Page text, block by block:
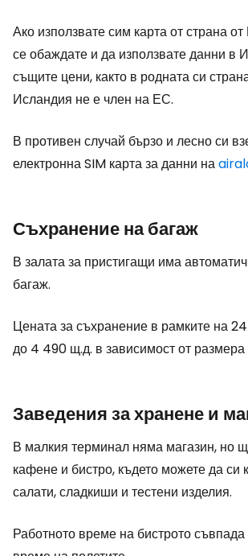
Ако използвате сим карта от страна
се обаждате и да използвате данни в
същите цени, както в родната си
Исландия не е член на ЕС.
В противен случай бързо и лесно си
електронна SIM карта за данни на
Съхранение на багаж
В залата за пристигащи има
багаж.
Цената за съхранение в рамките на
до 4 490 щ.д. в зависимост от размера
Заведения за хранене и
В малкия терминал няма магазин, но
кафене и бистро, където можете да си
салати, сладкиши и тестени изделия.
Работното време на бистрото съвпада